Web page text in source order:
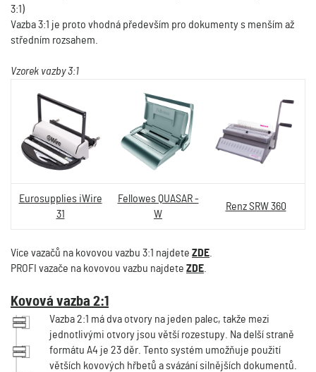
3:1)
Vazba 3:1 je proto vhodná především pro dokumenty s menším až
středním rozsahem.
Vzorek vazby 3:1
Eurosupplies iWire
31
Fellowes QUASAR -
W
Renz SRW 360
Více vazačů na kovovou vazbu 3:1 najdete ZDE
PROFI vazače na kovovou vazbu najdete ZDE
Kovová vazba 2:1
Vazba 2:1 má dva otvory na jeden palec, takže mezi
jednotlivými otvory jsou větší rozestupy. Na delší straně
formátu A4 je 23 děr. Tento systém umožňuje použití
větších kovových hřbetů a svázání silnějších dokumentů.